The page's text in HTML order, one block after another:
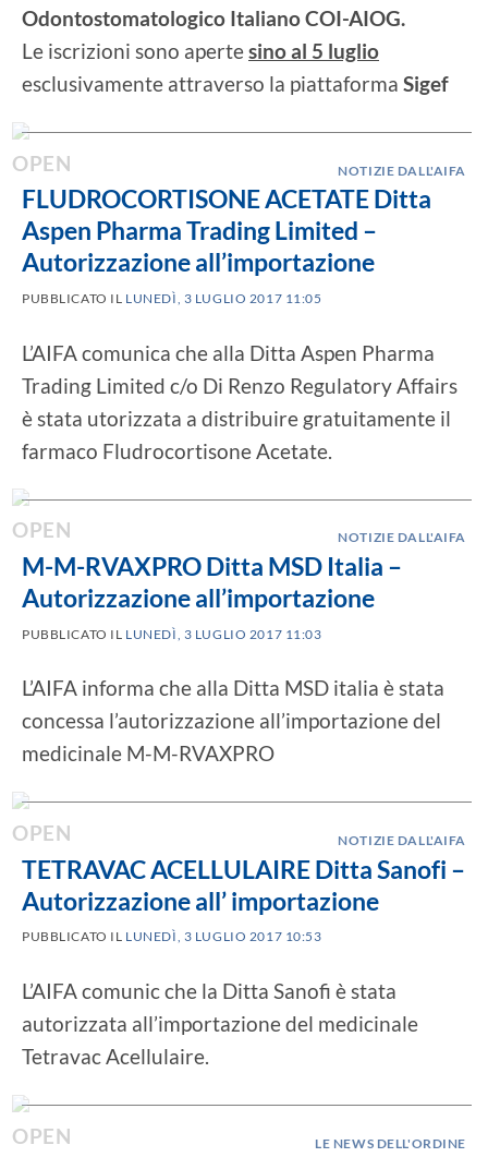
Odontostomatologico Italiano COI-AIOG.
Le iscrizioni sono apertesino al 5 luglio
esclusivamente attraverso la piattaforma Sigef
NOTIZIE DALL'AIFA
FLUDROCORTISONE ACETATE Ditta
Aspen Pharma Trading Limited –
Autorizzazione all’importazione
PUBBLICATO IL LUNEDÌ, 3 LUGLIO 2017 11:05
L’AIFA comunica che alla Ditta Aspen Pharma
Trading Limited c/o Di Renzo Regulatory Affairs
è stata utorizzata a distribuire gratuitamente il
farmaco Fludrocortisone Acetate.
NOTIZIE DALL'AIFA
M-M-RVAXPRO Ditta MSD Italia –
Autorizzazione all’importazione
PUBBLICATO IL LUNEDÌ, 3 LUGLIO 2017 11:03
L’AIFA informa che alla Ditta MSD italia è stata
concessa l’autorizzazione all’importazione del
medicinale M-M-RVAXPRO
NOTIZIE DALL'AIFA
TETRAVAC ACELLULAIRE Ditta Sanofi –
Autorizzazione all’ importazione
PUBBLICATO IL LUNEDÌ, 3 LUGLIO 2017 10:53
L’AIFA comunic che la Ditta Sanofi è stata
autorizzata all’importazione del medicinale
Tetravac Acellulaire.
LE NEWS DELL'ORDINE